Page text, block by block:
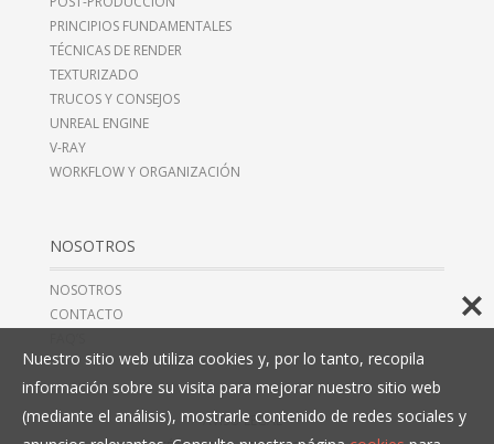
PRINCIPIOS FUNDAMENTALES
TÉCNICAS DE RENDER
TEXTURIZADO
TRUCOS Y CONSEJOS
UNREAL ENGINE
V-RAY
WORKFLOW Y ORGANIZACIÓN
NOSOTROS
NOSOTROS
CONTACTO
AVISO LEGAL
Nuestro sitio web utiliza cookies y, por lo tanto, recopila
información sobre su visita para mejorar nuestro sitio web
(mediante el análisis), mostrarle contenido de redes sociales y